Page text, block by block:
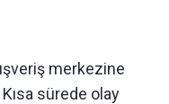
merkezine
sürede olay